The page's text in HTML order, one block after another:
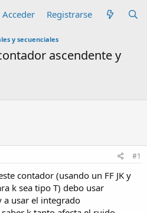
Acceder Registrarse
y secuenciales
ascendente y
#1
contador (usando un FF JK y
k sea tipo T) debo usar
a usar el integrado